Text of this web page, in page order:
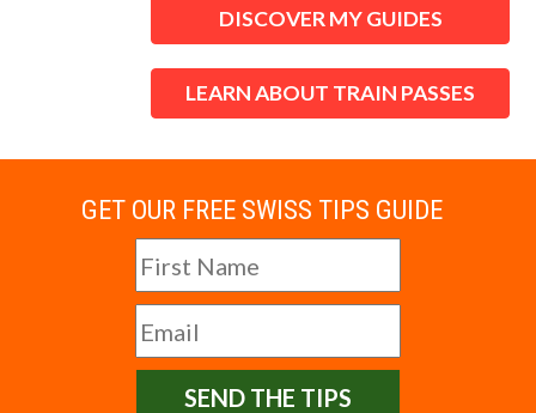
DISCOVER MY GUIDES
LEARN ABOUT TRAIN PASSES
GET OUR FREE SWISS TIPS GUIDE
SEND THE TIPS